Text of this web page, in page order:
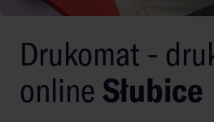
Drukomat -
online Słubice